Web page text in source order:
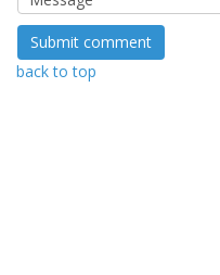
back to top